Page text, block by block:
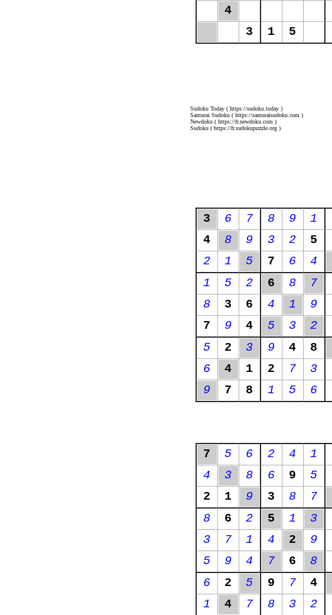
Sudoku Today ( https://sudoku.today )
Samurai Sudoku ( https://samuraisudoku.com )
Newdoku ( https://fr.newdoku.com )
Sudoku ( https://fr.sudokupuzzle.org )